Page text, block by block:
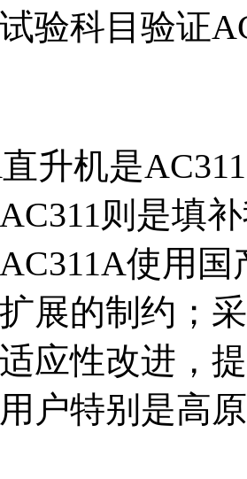
验科目验证
升机是
则是填
使用
展的制约；
应性改进，
户特别是高